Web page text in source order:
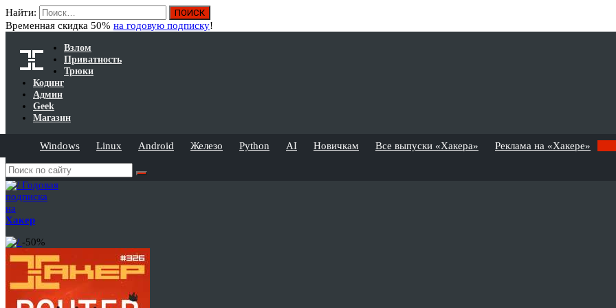
Найти:
Временная скидка 50% на годовую подписку!
Взлом
Приватность
Трюки
Кодинг
Админ
Geek
Магазин
Windows Linux Android Железо Python AI Новичкам Все выпуски «Хакера» Реклама на «Хакере»
Годовая
подписка
на
Хакер
-50%